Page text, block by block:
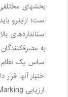
بخشهای مختلفی
است؛ ازاینرو
استانداردهای
به
اساس یک نظام
اختیار آنها
ارزیابیاست.